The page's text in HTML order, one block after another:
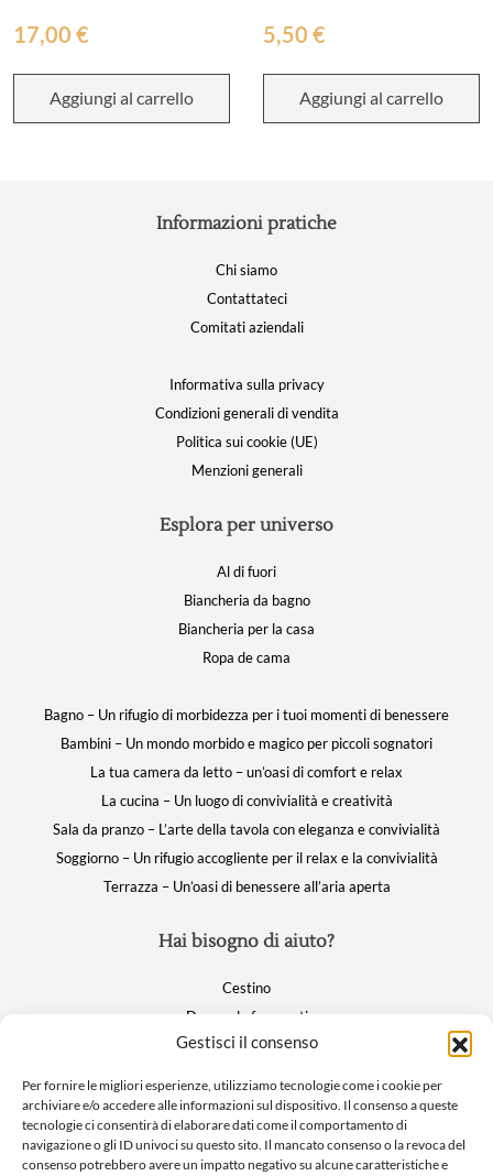
Gestisci il consenso
Per fornire le migliori esperienze, utilizziamo tecnologie come i cookie per
archiviare e/o accedere alle informazioni sul dispositivo. Il consenso a queste
tecnologie ci consentirà di elaborare dati come il comportamento di
navigazione o gli ID univoci su questo sito. Il mancato consenso o la revoca del
consenso potrebbero avere un impatto negativo su alcune caratteristiche e
17,00 €
Aggiungi al carrello
5,50 €
Aggiungi al carrello
Hai bisogno di aiuto?
Cestino
Domande frequenti
Il mio account
Suivez nous
Informazioni pratiche
Chi siamo
Contattateci
Comitati aziendali
Informativa sulla privacy
Condizioni generali di vendita
Politica sui cookie (UE)
Menzioni generali
Esplora per universo
Al di fuori
Biancheria da bagno
Biancheria per la casa
Ropa de cama
Bagno – Un rifugio di morbidezza per i tuoi momenti di benessere
Bambini – Un mondo morbido e magico per piccoli sognatori
La tua camera da letto – un’oasi di comfort e relax
La cucina – Un luogo di convivialità e creatività
Sala da pranzo – L’arte della tavola con eleganza e convivialità
Soggiorno – Un rifugio accogliente per il relax e la convivialità
Terrazza – Un’oasi di benessere all’aria aperta